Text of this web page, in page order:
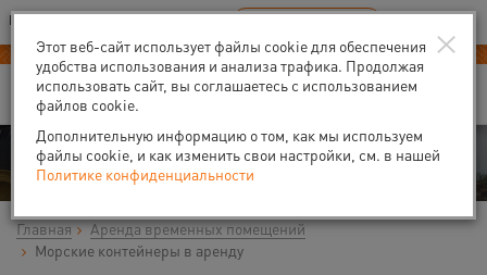
Ваш город:Великий Новгород
В Вашем регионе нет наших офисов
-40% на арендукомпрессоров
RU EN
Аренда
Главная
Аренда временных помещений
Морские контейнеры в аренду
×
Этот веб-сайт использует файлы cookie для обеспечения
удобства использования и анализа трафика. Продолжая
использовать сайт, вы соглашаетесь с использованием
файлов cookie.
Дополнительную информацию о том, как мы используем
файлы cookie, и как изменить свои настройки, см. в нашей
Политике конфиденциальности